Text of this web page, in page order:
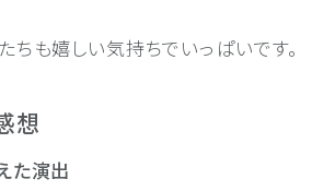
も嬉しい気持ちでいっぱいです。
想
た演出